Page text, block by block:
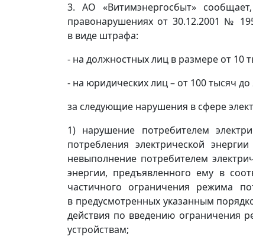
3. АО «Витимэнергосбыт»
правонарушениях от 30.12.2001 №
в виде штрафа:
- на должностных лиц в размере от 10
- на юридических лиц – от 100 тысяч
за следующие нарушения в сфере
1) нарушение потребителем
потребления электрической
невыполнение потребителем
энергии, предъявленного ему в
частичного ограничения режима
в предусмотренных указанным
действия по введению ограничения
устройствам;